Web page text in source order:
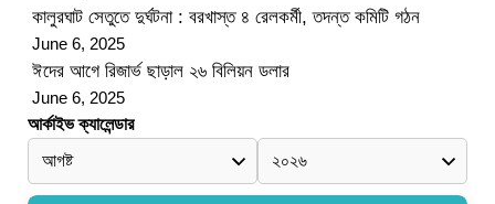
কালুরঘাট সেতুতে দুর্ঘটনা : বরখাস্ত ৪ রেলকর্মী, তদন্ত কমিটি গঠন
June 6, 2025
ঈদের আগে রিজার্ভ ছাড়াল ২৬ বিলিয়ন ডলার
June 6, 2025
আর্কাইভ ক্যালেন্ডার